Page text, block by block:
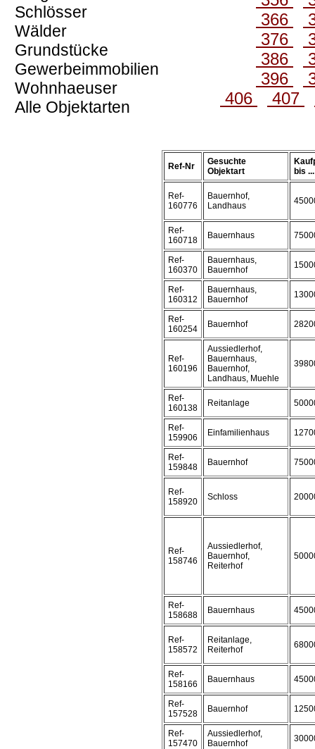
Schlösser
Wälder
Grundstücke
Gewerbeimmobilien
Wohnhaeuser
Alle Objektarten
366
376
386
396
406
407
Ref-Nr
Gesuchte
Objektart
bis ...
Ref-
160776
Bauernhof,
Landhaus
Ref-
160718
Bauernhaus
Ref-
160370
Bauernhaus,
Bauernhof
Ref-
160312
Bauernhaus,
Bauernhof
Ref-
160254
Bauernhof
Ref-
160196
Aussiedlerhof,
Bauernhaus,
Bauernhof,
Landhaus, Muehle
Ref-
160138
Reitanlage
Ref-
159906
Einfamilienhaus
Ref-
159848
Bauernhof
Ref-
158920
Schloss
Ref-
158746
Aussiedlerhof,
Bauernhof,
Reiterhof
Ref-
158688
Bauernhaus
Ref-
158572
Reitanlage,
Reiterhof
Ref-
158166
Bauernhaus
Ref-
157528
Bauernhof
Ref-
157470
Aussiedlerhof,
Bauernhof